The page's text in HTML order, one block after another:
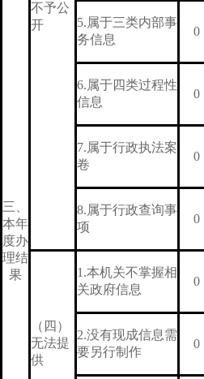
三、
本年
度办
理结
果
不予公
开
5.属于三类内部事
务信息
0
6.属于四类过程性
信息
0
7.属于行政执法案
卷
0
8.属于行政查询事
项
0
（四）
无法提
供
1.本机关不掌握相
关政府信息
0
2.没有现成信息需
要另行制作
0